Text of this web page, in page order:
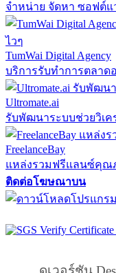
จำหน่าย จัดหา ซอฟต์
TumWai Digital Agency
บริการรับทำการตลาด
Ultromate.ai
รับพัฒนาระบบช่วยวิเ
FreelanceBay
แหล่งรวมฟรีแลนซ์คุณ
ติดต่อโฆษณาบน